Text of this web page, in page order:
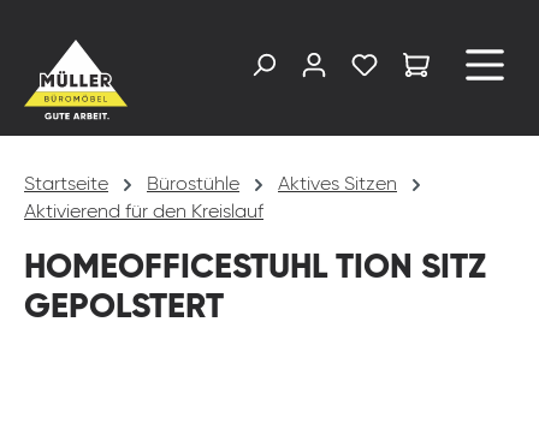
Startseite Bürostühle
Aktives Sitzen
Aktivierend für den Kreislauf
HOMEOFFICESTUHL TION SITZ
GEPOLSTERT